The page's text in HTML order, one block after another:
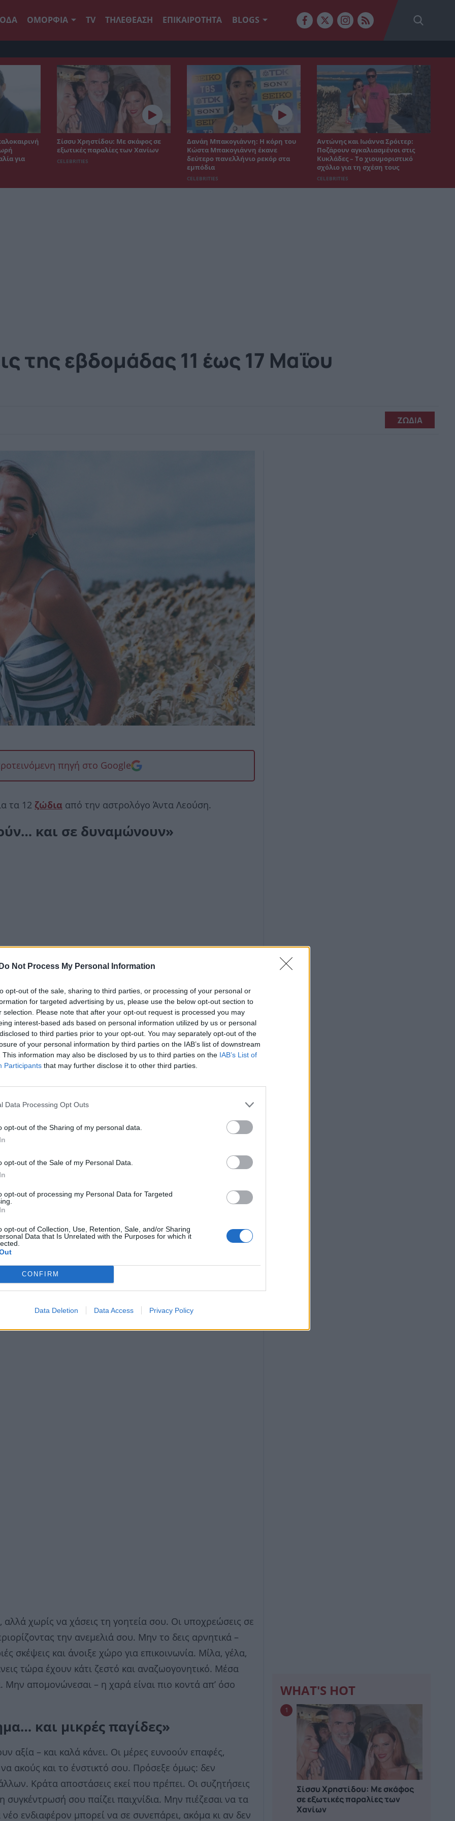
Do Not Process My Personal Information
opt-out of the sale, sharing to third parties, or processing of your personal or
for targeted advertising by us, please use the below opt-out section to
selection. Please note that after your opt-out request is processed you may
interest-based ads based on personal information utilized by us or personal
to third parties prior to your opt-out. You may separately opt-out of the
of your personal information by third parties on the IAB’s list of downstream
This information may also be disclosed by us to third parties on the IAB’s List of
Participants that may further disclose it to other third parties.
Data Processing Opt Outs
opt-out of the Sharing of my personal data.
opt-out of the Sale of my Personal Data.
opt-out of processing my Personal Data for Targeted
opt-out of Collection, Use, Retention, Sale, and/or Sharing
Data that Is Unrelated with the Purposes for which it
CONFIRM
Data Deletion Data Access Privacy Policy
ΟΜΟΡΦΙΑ TV ΤΗΛΕΘΕΑΣΗ ΕΠΙΚΑΙΡΟΤΗΤΑ BLOGS
για
Σίσσυ Χρηστίδου: Με σκάφος σε
εξωτικές παραλίες των Χανίων
CELEBRITIES
Δανάη Μπακογιάννη: Η κόρη του
Κώστα Μπακογιάννη έκανε
δεύτερο πανελλήνιο ρεκόρ στα
εμπόδια
CELEBRITIES
Αντώνης και Ιωάννα Σρόιτερ:
Ποζάρουν αγκαλιασμένοι στις
Κυκλάδες – Το χιουμοριστικό
σχόλιο για τη σχέση τους
CELEBRITIES
της εβδομάδας 11 έως 17 Μαΐου
ΖΩΔΙΑ
πηγή στο Google
τα 12 ζώδια από την αστρολόγο Άντα Λεούση.
και σε δυναμώνουν»
και οικονομικά που ίσως σε βρουν απροετοίμαστο.
σπασμωδικές αντιδράσεις, αλλά για έξυπνη
γρήγορα θα βρεις το πάνω χέρι. Τα έξοδα σε πιέζουν
η ώρα να γίνεις πιο αυστηρός με τον εαυτό σου.
υπόσχονται πολλά. Κράτα χαμηλό προφίλ και παίξε
απόλαυσης»
αλλά χωρίς να χάσεις τη γοητεία σου. Οι υποχρεώσεις σε
την ανεμελιά σου. Μην το δεις αρνητικά –
σκέψεις και άνοιξε χώρο για επικοινωνία. Μίλα, γέλα,
τώρα έχουν κάτι ζεστό και αναζωογονητικό. Μέσα
Μην απομονώνεσαι – η χαρά είναι πιο κοντά απ’ όσο
και μικρές παγίδες»
αξία – και καλά κάνει. Οι μέρες ευνοούν επαφές,
ακούς και το ένστικτό σου. Πρόσεξε όμως: δεν
Κράτα αποστάσεις εκεί που πρέπει. Οι συζητήσεις
σου παίζει παιχνίδια. Μην πιέζεσαι να τα
ενδιαφέρον μπορεί να σε συνεπάρει, ακόμα κι αν δεν
WHAT'S HOT
1
Σίσσυ Χρηστίδου: Με σκάφος
σε εξωτικές παραλίες των
Χανίων